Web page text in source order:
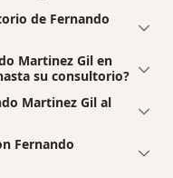
de Fernando
Martinez Gil en
su consultorio?
Martinez Gil al
Fernando